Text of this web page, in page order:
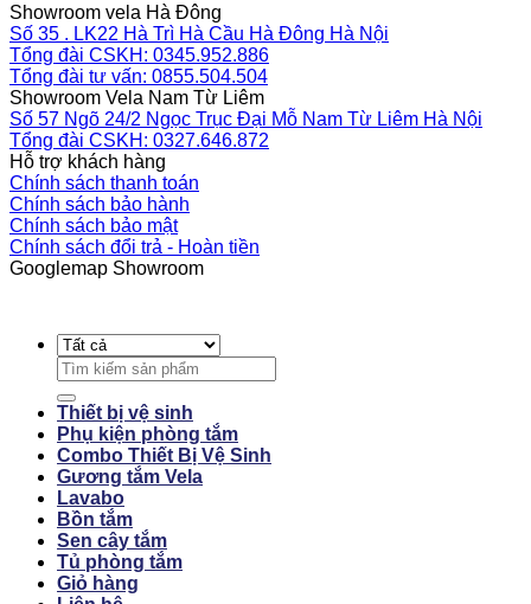
Showroom vela Hà Đông
Số 35 . LK22 Hà Trì Hà Cầu Hà Đông Hà Nội
Tổng đài CSKH: 0345.952.886
Tổng đài tư vấn: 0855.504.504
Showroom Vela Nam Từ Liêm
Số 57 Ngõ 24/2 Ngọc Trục Đại Mỗ Nam Từ Liêm Hà Nội
Tổng đài CSKH: 0327.646.872
Hỗ trợ khách hàng
Chính sách thanh toán
Chính sách bảo hành
Chính sách bảo mật
Chính sách đổi trả - Hoàn tiền
Googlemap Showroom
Search
for:
Thiết bị vệ sinh
Phụ kiện phòng tắm
Combo Thiết Bị Vệ Sinh
Gương tắm Vela
Lavabo
Bồn tắm
Sen cây tắm
Tủ phòng tắm
Giỏ hàng